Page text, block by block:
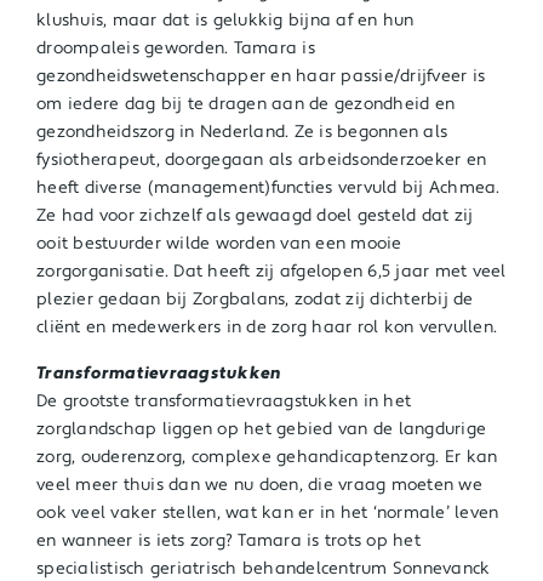
klushuis, maar dat is gelukkig bijna af en hun
droompaleis geworden. Tamara is
gezondheidswetenschapper en haar passie/drijfveer is
om iedere dag bij te dragen aan de gezondheid en
gezondheidszorg in Nederland. Ze is begonnen als
fysiotherapeut, doorgegaan als arbeidsonderzoeker en
heeft diverse (management)functies vervuld bij Achmea.
Ze had voor zichzelf als gewaagd doel gesteld dat zij
ooit bestuurder wilde worden van een mooie
zorgorganisatie. Dat heeft zij afgelopen 6,5 jaar met veel
plezier gedaan bij Zorgbalans, zodat zij dichterbij de
cliënt en medewerkers in de zorg haar rol kon vervullen.
Transformatievraagstukken
De grootste transformatievraagstukken in het
zorglandschap liggen op het gebied van de langdurige
zorg, ouderenzorg, complexe gehandicaptenzorg. Er kan
veel meer thuis dan we nu doen, die vraag moeten we
ook veel vaker stellen, wat kan er in het ‘normale’ leven
en wanneer is iets zorg? Tamara is trots op het
specialistisch geriatrisch behandelcentrum Sonnevanck